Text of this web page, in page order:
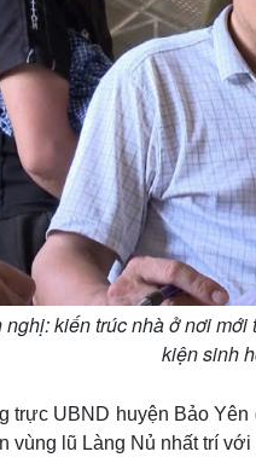
kiến trúc nhà ở nơi
kiện sinh
trực UBND huyện Bảo
vùng lũ Làng Nủ nhất trí